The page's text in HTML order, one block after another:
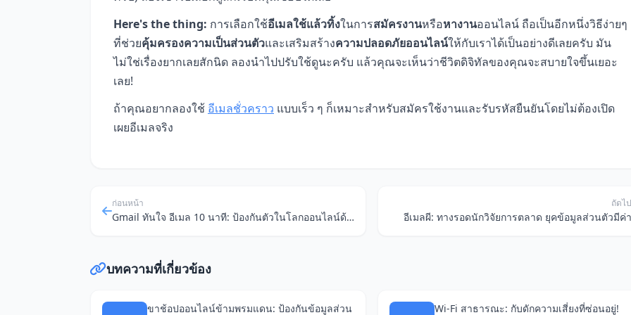
Here's the thing: การเลือกใช้อีเมลใช้แล้วทิ้งในการสมัครงานหรือหางานออนไลน์ ถือเป็นอีกหนึ่งวิธีง่ายๆ
ที่ช่วยคุ้มครองความเป็นส่วนตัวและเสริมสร้างความปลอดภัยออนไลน์ให้กับเราได้เป็นอย่างดีเลยครับ มัน
ไม่ใช่เรื่องยากเลยสักนิด ลองนำไปปรับใช้ดูนะครับ แล้วคุณจะเห็นว่าชีวิตดิจิทัลของคุณจะสบายใจขึ้นเยอะ
เลย!
ถ้าคุณอยากลองใช้ อีเมลชั่วคราว แบบเร็ว ๆ ก็เหมาะสำหรับสมัครใช้งานและรับรหัสยืนยันโดยไม่ต้องเปิด
เผยอีเมลจริง
ก่อนหน้า
Gmail ทันใจ อีเมล 10 นาที: ป้องกันตัวในโลกออนไลน์ด้วยนามแฝง
ถัดไป
อีเมลผี: ทางรอดนักวิจัยการตลาด ยุคข้อมูลส่วนตัวมีค่า
บทความที่เกี่ยวข้อง
ขาช้อปออนไลน์ข้ามพรมแดน: ป้องกันข้อมูลส่วน Wi-Fi สาธารณะ: กับดักความเสี่ยงที่ซ่อนอยู่!